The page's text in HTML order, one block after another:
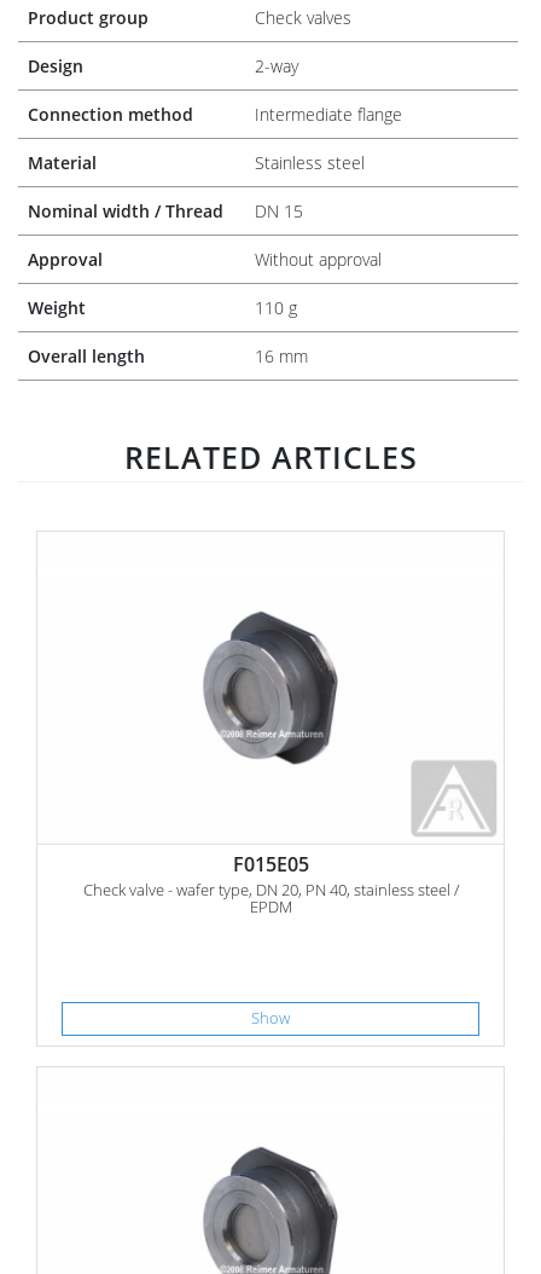
Product group Check valves
Design 2-way
Connection method Intermediate flange
Material Stainless steel
Nominal width / Thread DN 15
Approval Without approval
Weight 110 g
Overall length 16 mm
RELATED ARTICLES
F015E05
Check valve - wafer type, DN 20, PN 40, stainless steel /
EPDM
Show